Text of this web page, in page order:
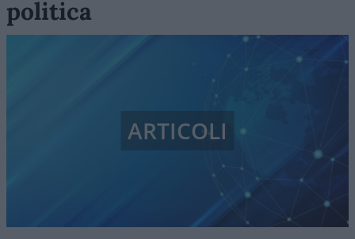
politica
ARTICOLI